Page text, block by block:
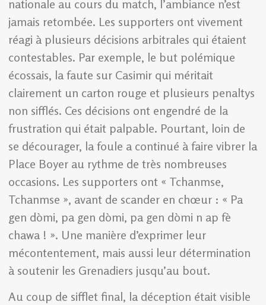
nationale au cours du match, l’ambiance n’est
jamais retombée. Les supporters ont vivement
réagi à plusieurs décisions arbitrales qui étaient
contestables. Par exemple, le but polémique
écossais, la faute sur Casimir qui méritait
clairement un carton rouge et plusieurs penaltys
non sifflés. Ces décisions ont engendré de la
frustration qui était palpable. Pourtant, loin de
se décourager, la foule a continué à faire vibrer la
Place Boyer au rythme de très nombreuses
occasions. Les supporters ont « Tchanmse,
Tchanmse », avant de scander en chœur : « Pa
gen dòmi, pa gen dòmi, pa gen dòmi n ap fè
chawa ! ». Une manière d’exprimer leur
mécontentement, mais aussi leur détermination
à soutenir les Grenadiers jusqu’au bout.
Au coup de sifflet final, la déception était visible